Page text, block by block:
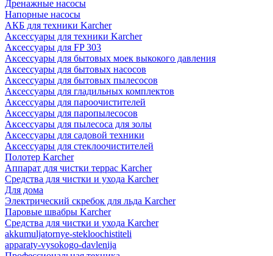
Дренажные насосы
Напорные насосы
АКБ для техники Karcher
Аксессуары для техники Karcher
Аксессуары для FP 303
Аксессуары для бытовых моек выкокого давления
Аксессуары для бытовых насосов
Аксессуары для бытовых пылесосов
Аксессуары для гладильных комплектов
Аксессуары для пароочистителей
Аксессуары для паропылесосов
Аксессуары для пылесоса для золы
Аксессуары для садовой техники
Аксессуары для стеклоочистителей
Полотер Karcher
Аппарат для чистки террас Karcher
Средства для чистки и ухода Karcher
Для дома
Электрический скребок для льда Karcher
Паровые швабры Karcher
Средства для чистки и ухода Karcher
akkumuljatornye-stekloochistiteli
apparaty-vysokogo-davlenija